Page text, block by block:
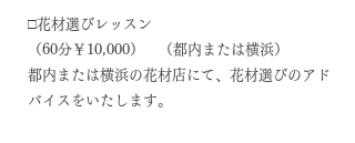
□花材選びレッスン
（60分￥10,000） （都内または横浜）
​都内または横浜の花材店にて、花材選びのアド
バイスをいたします。